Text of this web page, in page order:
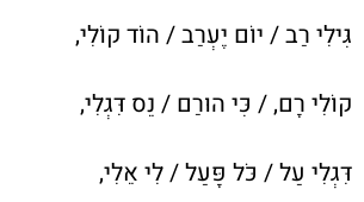
גִּילִי רַב / יוֹם יֶעְרַב / הוֹד קוֹלִי,
קוֹלִי רָם, / כִּי הוּרַם / נֵס דִּגְלִי,
דִּגְלִי עַל / כֹּל פָּעַל / לִי אֵלִי,